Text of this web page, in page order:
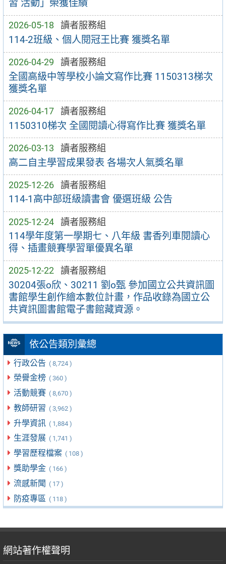
習 活動」榮獲佳績
2026-05-18 讀者服務組
114-2班級、個人閱冠王比賽 獲獎名單
2026-04-29 讀者服務組
全國高級中等學校小論文寫作比賽 1150313梯次
獲獎名單
2026-04-17 讀者服務組
1150310梯次 全國閱讀心得寫作比賽 獲獎名單
2026-03-13 讀者服務組
高二自主學習成果發表 各場次人氣獎名單
2025-12-26 讀者服務組
114-1高中部班級讀書會 優選班級 公告
2025-12-24 讀者服務組
114學年度第一學期七、八年級 書香列車閱讀心
得、插畫競賽學習單優異名單
2025-12-22 讀者服務組
30204張o欣、30211 劉o甄 參加國立公共資訊圖
書館學生創作繪本數位計畫，作品收錄為國立公
共資訊圖書館電子書館藏資源。
依公告類別彙總
行政公告 ( 8,724 )
榮譽金榜 ( 360 )
活動競賽 ( 8,670 )
教師研習 ( 3,962 )
升學資訊 ( 1,884 )
生涯發展 ( 1,741 )
學習歷程檔案 ( 108 )
獎助學金 ( 166 )
流感新聞 ( 17 )
防疫專區 ( 118 )
網站著作權聲明